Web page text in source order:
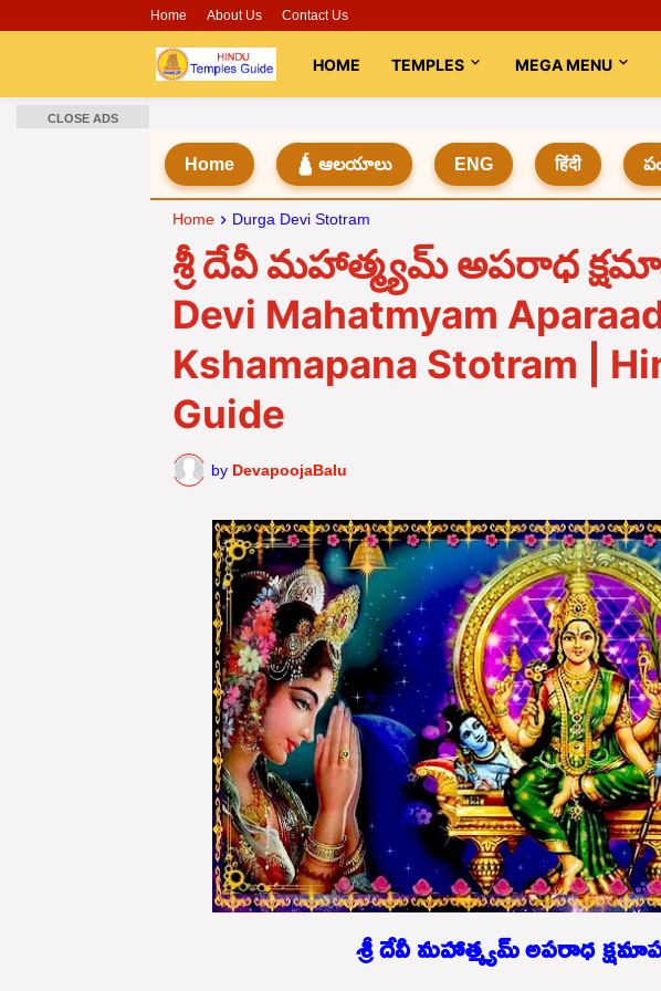
Home About Us Contact Us
HOME TEMPLES MEGA MENU
Home 🛕 ఆలయాలు ENG हिंदी
Home Durga Devi Stotram
శ్రీ దేవీ మహాత్మ్యమ్ అపరాధ
Devi Mahatmyam
Kshamapana Stotram |
Guide
by DevapoojaBalu
శ్రీ దేవీ మహాత్మ్యమ్ అపరాధ
CLOSE ADS